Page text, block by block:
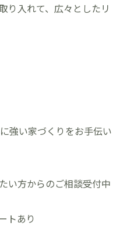
り入れて、広々としたリ
強い家づくりをお手伝い
い方からのご相談受付中
トあり